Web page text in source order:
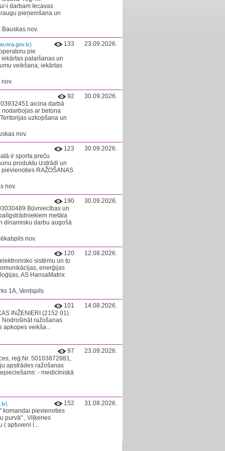
i darbam Iecavas
pieņemšana un
nov.
133
pie
palaišanas un
veikšana; iekārtas
23.09.2026.
92
aicina darbā
nodarbojas ar betona
uzkopšana un
nov.
30.09.2026.
123
ir sporta preču
produktu izstrādi un
RAŽOŠANAS
nov.
30.09.2026.
190
Būvniecības un
metāla
dinamisku darbu augošā
nov.
30.09.2026.
120
sistēmu un to
enerģijas
AS HansaMatrix
1A, Ventspils
12.08.2026.
101
INŽENIERI (2152 01).
ražošanas
apkopes veikša...
14.08.2026.
97
reģ.Nr. 50103872881,
apstrādes ražošanas
- medicīniskā
23.09.2026.
152
komandai pievienoties
purvā" , Viļķenes
( aptuveni l...
31.08.2026.